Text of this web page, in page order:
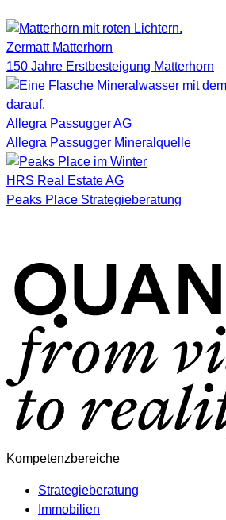
Zermatt Matterhorn
150 Jahre Erstbesteigung Matterhorn
Allegra Passugger AG
Allegra Passugger Mineralquelle
HRS Real Estate AG
Peaks Place Strategieberatung
Kompetenzbereiche
Strategieberatung
Immobilien